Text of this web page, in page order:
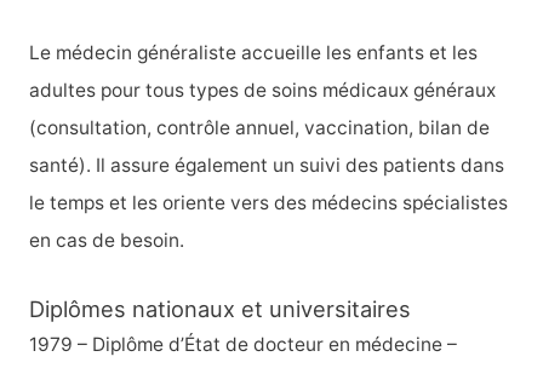
h
e
r
:
Le médecin généraliste accueille les enfants et les
adultes pour tous types de soins médicaux généraux
(consultation, contrôle annuel, vaccination, bilan de
santé). Il assure également un suivi des patients dans
le temps et les oriente vers des médecins spécialistes
en cas de besoin.
Diplômes nationaux et universitaires
1979 – Diplôme d’État de docteur en médecine –